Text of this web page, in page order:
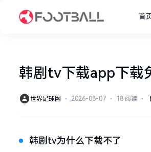
首
韩剧tv下载app下载
世界足球网 ⋅ 2026-08-07 ⋅ 18 阅读 ⋅
韩剧tv为什么下载不了